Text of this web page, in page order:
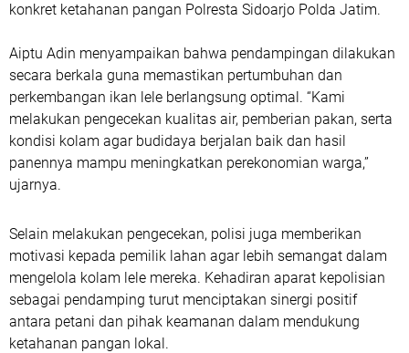
konkret ketahanan pangan Polresta Sidoarjo Polda Jatim.
Aiptu Adin menyampaikan bahwa pendampingan dilakukan
secara berkala guna memastikan pertumbuhan dan
perkembangan ikan lele berlangsung optimal. “Kami
melakukan pengecekan kualitas air, pemberian pakan, serta
kondisi kolam agar budidaya berjalan baik dan hasil
panennya mampu meningkatkan perekonomian warga,”
ujarnya.
Selain melakukan pengecekan, polisi juga memberikan
motivasi kepada pemilik lahan agar lebih semangat dalam
mengelola kolam lele mereka. Kehadiran aparat kepolisian
sebagai pendamping turut menciptakan sinergi positif
antara petani dan pihak keamanan dalam mendukung
ketahanan pangan lokal.